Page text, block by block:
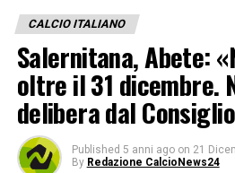
CALCIO ITALIANO
Salernitana, Abete:
oltre il 31 dicembre.
delibera dal
Published 5 anni ago on 21
By Redazione CalcioNews24